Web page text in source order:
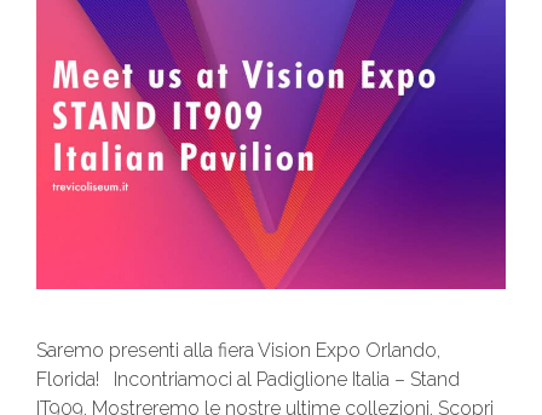
Saremo presenti alla fiera Vision Expo Orlando,
Florida! Incontriamoci al Padiglione Italia – Stand
IT909. Mostreremo le nostre ultime collezioni. Scopri